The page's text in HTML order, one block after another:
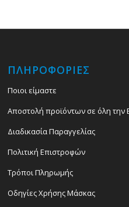
ΠΛΗΡΟΦΟΡΙΕΣ
Ποιοι είμαστε
Αποστολή προϊόντων σε όλη την
Διαδικασία Παραγγελίας
Πολιτική Επιστροφών
Τρόποι Πληρωμής
Οδηγίες Χρήσης Μάσκας